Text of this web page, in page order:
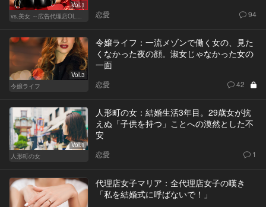
Vol.1
vs.美女 ～広告代理店OLの挑戦～
恋愛 94
Vol.3
令嬢ライフ
令嬢ライフ：一流メゾンで働く女の、見た
くなかった夜の顔。淑女じゃなかった女の
一面
恋愛 42
Vol.1
人形町の女
人形町の女：結婚生活3年目。29歳女が抗
えぬ「子供を持つ」ことへの漠然とした不
安
恋愛 1
代理店女子マリア：全代理店女子の嘆き
「私を結婚式に呼ばないで！」